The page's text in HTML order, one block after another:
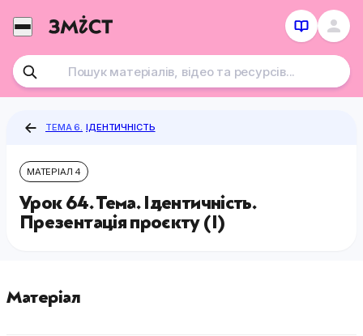
Перейти
до
ТЕМА 6. ІДЕНТИЧНІСТЬ
МАТЕРІАЛ 4
Урок 64. Тема. Ідентичність.
Презентація проєкту (І)
Матеріал